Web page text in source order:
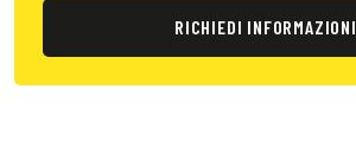
RICHIEDI INFORMAZIONI